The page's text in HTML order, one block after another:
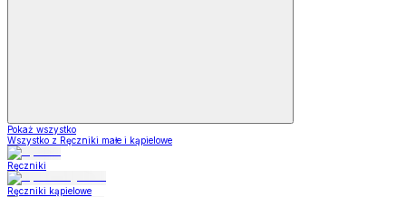
Pokaż wszystko
Wszystko z Ręczniki małe i kąpielowe
Ręczniki
Ręczniki kąpielowe